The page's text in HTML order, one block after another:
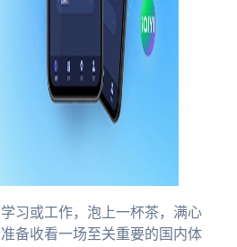
习或工作，泡上一杯茶，满心
备收看一场至关重要的国内体